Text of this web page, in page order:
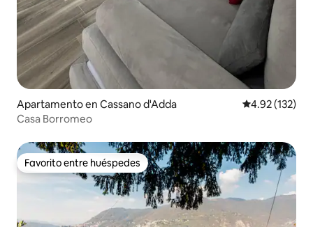
Apartamento en Cassano d'Adda Calificación
4.92 (132)
Casa Borromeo
Favorito entre huéspedes
Favorito entre huéspedes